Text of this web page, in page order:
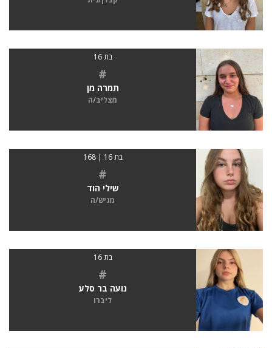
בת 16
#
תמרה מן
מצליב/ה
בת 16 | 168
#
שילי הוד
מגיש/ה
בת 16
#
נועה בר סלע
ליברו